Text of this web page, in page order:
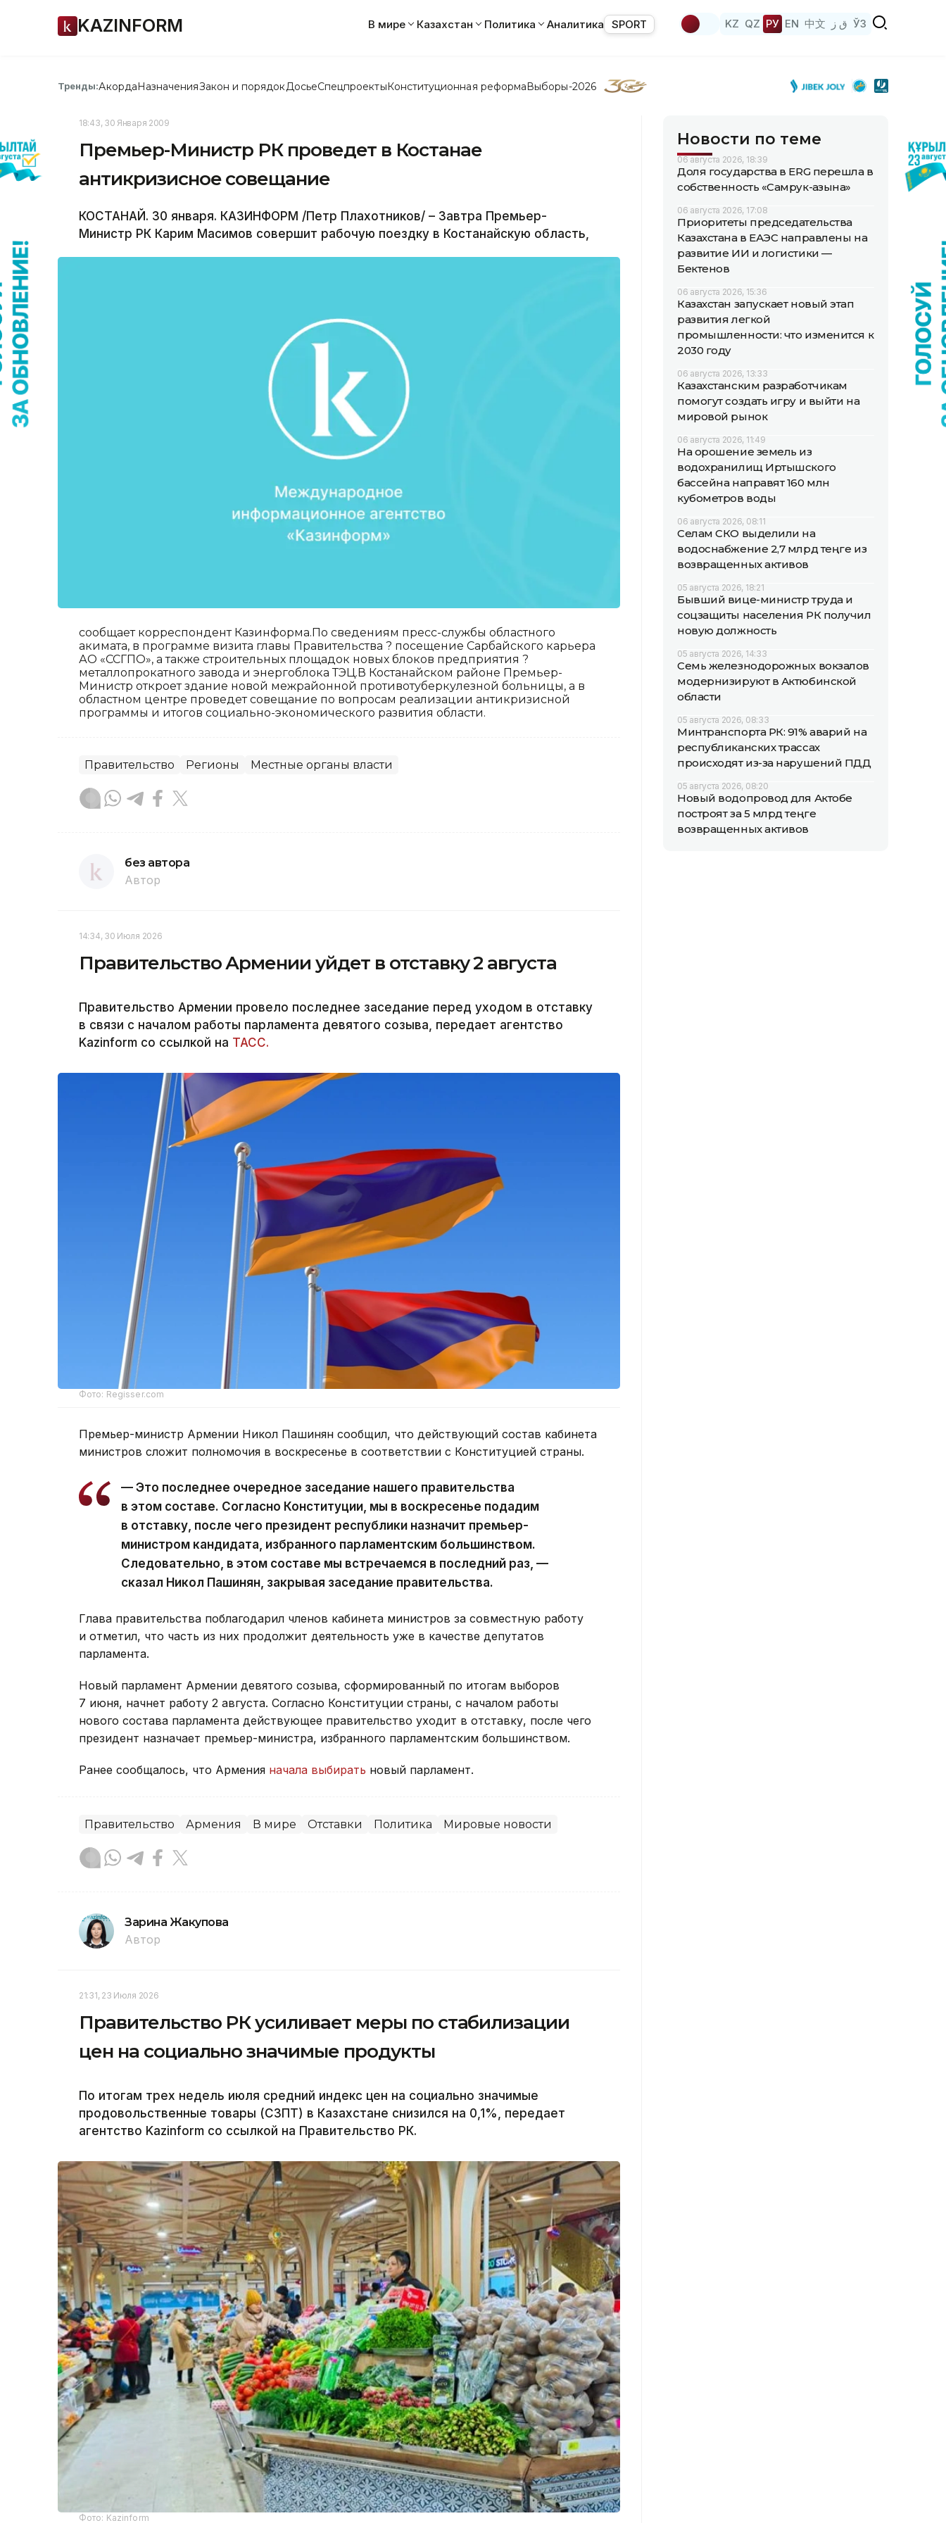
KAZINFORM В мире Казахстан Политика Аналитика SPORT KZ QZ РУ EN 中文 ق ز ЎЗ
Тренды:АкордаНазначенияЗакон и порядок ДосьеСпецпроектыКонституционная реформаВыборы-2026
18:43, 30 Января 2009
Премьер-Министр РК проведет в Костанае
антикризисное совещание
КОСТАНАЙ. 30 января. КАЗИНФОРМ /Петр Плахотников/ – Завтра Премьер-
Министр РК Карим Масимов совершит рабочую поездку в Костанайскую область,
сообщает корреспондент Казинформа.По сведениям пресс-службы областного
акимата, в программе визита главы Правительства ? посещение Сарбайского карьера
АО «ССГПО», а также строительных площадок новых блоков предприятия ?
металлопрокатного завода и энергоблока ТЭЦ.В Костанайском районе Премьер-
Министр откроет здание новой межрайонной противотуберкулезной больницы, а в
областном центре проведет совещание по вопросам реализации антикризисной
программы и итогов социально-экономического развития области.
Правительство Регионы Местные органы власти
без автора
Автор
14:34, 30 Июля 2026
Правительство Армении уйдет в отставку 2 августа
Правительство Армении провело последнее заседание перед уходом в отставку
в связи с началом работы парламента девятого созыва, передает агентство
Kazinform со ссылкой на ТАСС.
Фото: Regisser.com
Премьер-министр Армении Никол Пашинян сообщил, что действующий состав кабинета
министров сложит полномочия в воскресенье в соответствии с Конституцией страны.
— Это последнее очередное заседание нашего правительства
в этом составе. Согласно Конституции, мы в воскресенье подадим
в отставку, после чего президент республики назначит премьер-
министром кандидата, избранного парламентским большинством.
Следовательно, в этом составе мы встречаемся в последний раз, —
сказал Никол Пашинян, закрывая заседание правительства.
Глава правительства поблагодарил членов кабинета министров за совместную работу
и отметил, что часть из них продолжит деятельность уже в качестве депутатов
парламента.
Новый парламент Армении девятого созыва, сформированный по итогам выборов
7 июня, начнет работу 2 августа. Согласно Конституции страны, с началом работы
нового состава парламента действующее правительство уходит в отставку, после чего
президент назначает премьер-министра, избранного парламентским большинством.
Ранее сообщалось, что Армения начала выбирать новый парламент.
Правительство Армения В мире Отставки Политика Мировые новости
Зарина Жакупова
Автор
21:31, 23 Июля 2026
Правительство РК усиливает меры по стабилизации
цен на социально значимые продукты
По итогам трех недель июля средний индекс цен на социально значимые
продовольственные товары (СЗПТ) в Казахстане снизился на 0,1%, передает
агентство Kazinform со ссылкой на Правительство РК.
Фото: Kazinform
Новости по теме
06 августа 2026, 18:39
Доля государства в ERG перешла в
собственность «Самрук-Қазына»
06 августа 2026, 17:08
Приоритеты председательства
Казахстана в ЕАЭС направлены на
развитие ИИ и логистики —
Бектенов
06 августа 2026, 15:36
Казахстан запускает новый этап
развития легкой
промышленности: что изменится к
2030 году
06 августа 2026, 13:33
Казахстанским разработчикам
помогут создать игру и выйти на
мировой рынок
06 августа 2026, 11:49
На орошение земель из
водохранилищ Иртышского
бассейна направят 160 млн
кубометров воды
06 августа 2026, 08:11
Селам СКО выделили на
водоснабжение 2,7 млрд теңге из
возвращенных активов
05 августа 2026, 18:21
Бывший вице-министр труда и
соцзащиты населения РК получил
новую должность
05 августа 2026, 14:33
Семь железнодорожных вокзалов
модернизируют в Актюбинской
области
05 августа 2026, 08:33
Минтранспорта РК: 91% аварий на
республиканских трассах
происходят из-за нарушений ПДД
05 августа 2026, 08:20
Новый водопровод для Актобе
построят за 5 млрд теңге
возвращенных активов